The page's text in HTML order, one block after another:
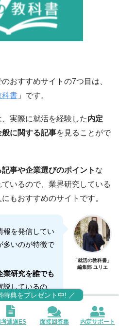
おすすめサイトの7つ目は、
科書 」です。
実際に就活を経験した内定
に関する記事を見ることがで
事や企業選びのポイント な
いるので、業界研究している
もおすすめのサイトです。
報を発信してい
多いのが特徴で
業研究を誰でも
説しているの
ださい。
「就活の教科書」
編集部 ユリエ
通過ES 面接回答集 内定サポート
特典をプレゼント中! ／